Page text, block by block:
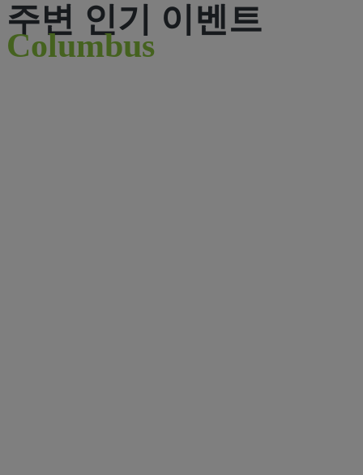
주변 인기 이벤트
Columbus